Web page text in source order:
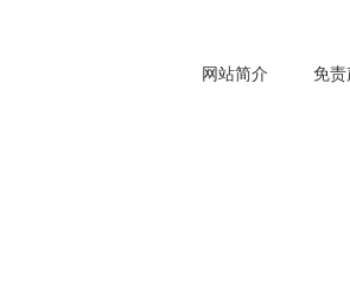
网站简介 免责